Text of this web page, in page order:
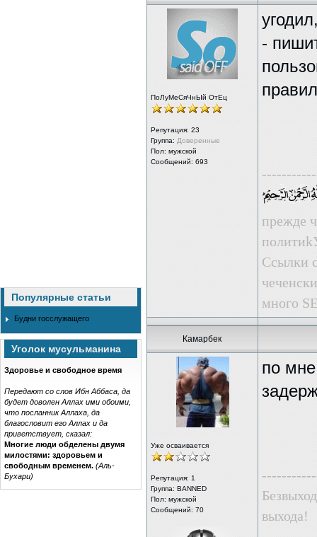
Популярные статьи
Будни госслужащего
Уголок мусульманина
Здоровье и свободное время
Передают со слов Ибн Аббаса, да
будет доволен Аллах ими обоими,
что посланник Аллаха, да
благословит его Аллах и да
приветствует, сказал:
Многие люди обделены двумя
милостями: здоровьем и
свободным временем. (Аль-
Бухари)
ПоЛуМеСяЧнЫй ОтЕц
Репутация: 23
Группа: Доверенные
Пол: мужской
Сообщений: 693
-
прежде
Ссылки
много
Камарбек
Уже осваивается
Репутация: 1
Группа: BANNED
Пол: мужской
Сообщений: 70
по
выхода!